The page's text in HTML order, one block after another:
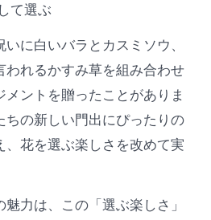
て選ぶ
に白いバラとカスミソウ、
われるかすみ草を組み合わせ
ントを贈ったことがありま
ちの新しい門出にぴったりの
花を選ぶ楽しさを改めて実
力は、この「選ぶ楽しさ」